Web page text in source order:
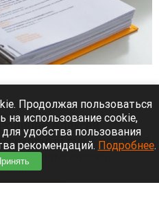
Алексей
суд с иском об
списка
Продолжая пользоваться
на использование cookie,
удобства пользования
рекомендаций. Подробнее.